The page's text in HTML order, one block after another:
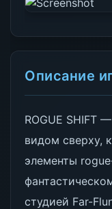
Описание
ROGUE SHIFT
видом сверху,
элементы
студией Far-